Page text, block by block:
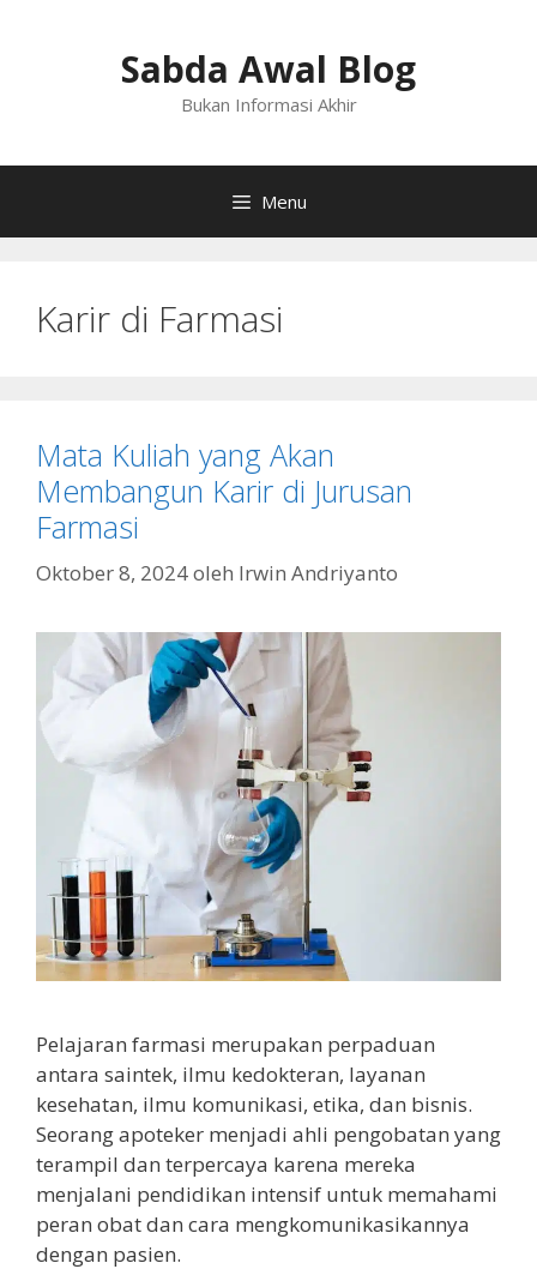
Sabda Awal Blog
Bukan Informasi Akhir
Menu
Karir di Farmasi
Mata Kuliah yang Akan
Membangun Karir di Jurusan
Farmasi
Oktober 8, 2024oleh Irwin Andriyanto
Pelajaran farmasi merupakan perpaduan
antara saintek, ilmu kedokteran, layanan
kesehatan, ilmu komunikasi, etika, dan bisnis.
Seorang apoteker menjadi ahli pengobatan yang
terampil dan terpercaya karena mereka
menjalani pendidikan intensif untuk memahami
peran obat dan cara mengkomunikasikannya
dengan pasien.